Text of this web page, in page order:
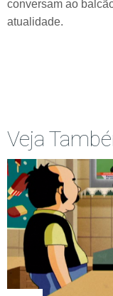
conversam ao
atualidade.
Veja